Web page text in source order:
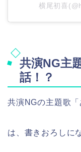
横尾初喜
共演NG主
話！？
共演NGの主題歌「
は、書きおろしに